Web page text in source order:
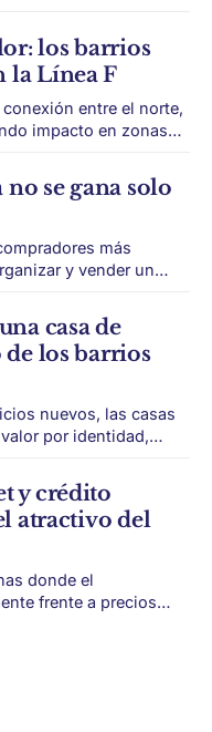
los barrios
la Línea F
entre el norte,
impacto en zonas
de una
no se gana solo
más
y vender un
no depende solo de
casa de
de los barrios
nuevos, las casas
por identidad,
otra historia del
más de 100 años
y crédito
atractivo del
donde el
frente a precios
en el mapa